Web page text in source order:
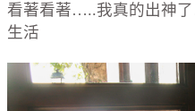
看著看著…..我真的出神
生活